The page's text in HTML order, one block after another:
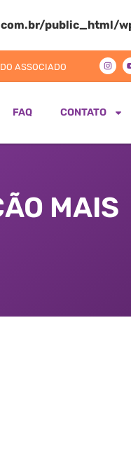
public_html/
ASSOCIADO
FAQ CONTATO
MAIS